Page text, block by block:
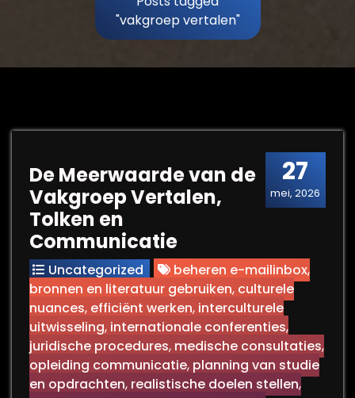
"vakgroep vertalen"
27
mei, 2026
De Meerwaarde van de
Vakgroep Vertalen,
Tolken en
Communicatie
Uncategorized beheren e-mailinbox,
bronnen en literatuur gebruiken, culturele
nuances, efficiënt werken, interculturele
uitwisseling, internationale conferenties,
juridische procedures, medische consultaties,
opleiding communicatie, planning van studie
en opdrachten, realistische doelen stellen,